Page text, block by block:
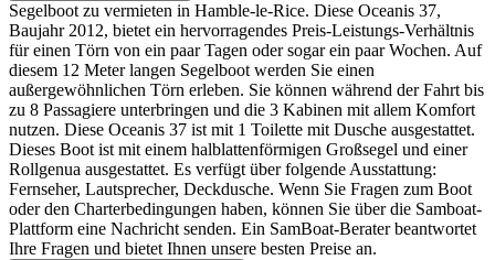
Segelboot zu vermieten in Hamble-le-Rice. Diese Oceanis 37,
Baujahr 2012, bietet ein hervorragendes Preis-Leistungs-Verhältnis
für einen Törn von ein paar Tagen oder sogar ein paar Wochen. Auf
diesem 12 Meter langen Segelboot werden Sie einen
außergewöhnlichen Törn erleben. Sie können während der Fahrt bis
zu 8 Passagiere unterbringen und die 3 Kabinen mit allem Komfort
nutzen. Diese Oceanis 37 ist mit 1 Toilette mit Dusche ausgestattet.
Dieses Boot ist mit einem halblattenförmigen Großsegel und einer
Rollgenua ausgestattet. Es verfügt über folgende Ausstattung:
Fernseher, Lautsprecher, Deckdusche. Wenn Sie Fragen zum Boot
oder den Charterbedingungen haben, können Sie über die Samboat-
Plattform eine Nachricht senden. Ein SamBoat-Berater beantwortet
Ihre Fragen und bietet Ihnen unsere besten Preise an.